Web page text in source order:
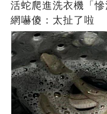
活蛇爬進洗衣機「
網嚇傻：太扯了啦